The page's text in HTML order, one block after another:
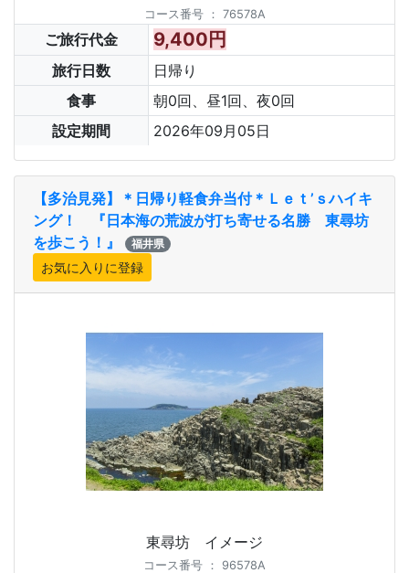
コース番号 ： 76578A
ご旅行代金 9,400円
旅行日数
日帰り
食事
朝0回、昼1回、夜0回
設定期間
2026年09月05日
【多治見発】＊日帰り軽食弁当付＊Ｌｅｔ’ｓハイキ
ング！ 『日本海の荒波が打ち寄せる名勝 東尋坊
を歩こう！』
福井県
東尋坊 イメージ
コース番号 ： 96578A